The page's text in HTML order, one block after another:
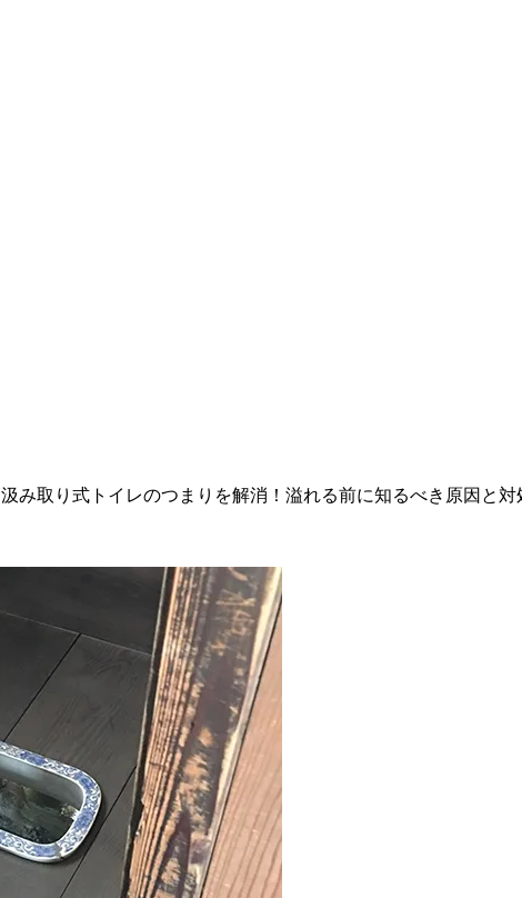
汲み取り式トイレのつまりを解消！溢れる前に知るべき原因と対